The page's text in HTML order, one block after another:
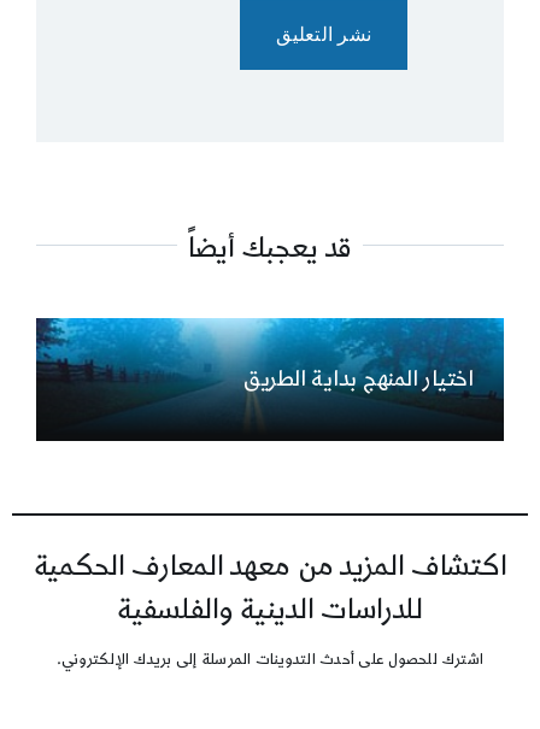
قد يعجبك أيضاً
اختيار المنهج بداية الطريق
اكتشاف المزيد من معهد المعارف الحكمية
للدراسات الدينية والفلسفية
اشترك للحصول على أحدث التدوينات المرسلة إلى بريدك الإلكتروني.